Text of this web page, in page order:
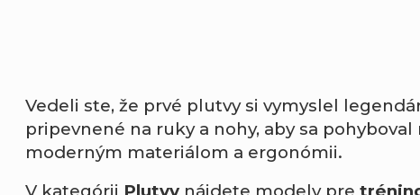
Vedeli ste, že prvé plutvy si vymyslel
pripevnené na ruky a nohy, aby sa
moderným materiálom a ergonómii.
V kategórii Plutvynájdete modely pre